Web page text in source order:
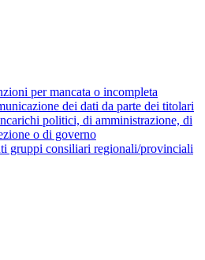
per mancata o incompleta
dei dati da parte dei titolari
politici, di amministrazione, di
o di governo
gruppi consiliari regionali/provinciali